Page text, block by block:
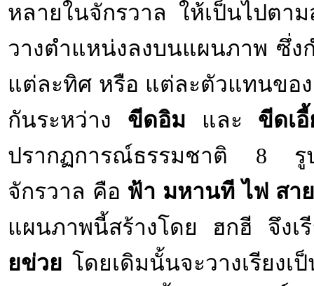
หลายในจักรวาล ให้เป็นไปต
วางตำแหน่งลงบนแผนภาพ ซึ่ง
แต่ละทิศ หรือ แต่ละตัวแทนขอ
กันระหว่าง ขีดอิม และ ขีดเอี้
ปรากฏการณ์ธรรมชาติ 8 รู
จักรวาล คือ ฟ้า มหานที ไฟ สา
แผนภาพนี้สร้างโดย ฮกฮี จึง
ยข่วย โดยเดิมนั้นจะวางเรียง